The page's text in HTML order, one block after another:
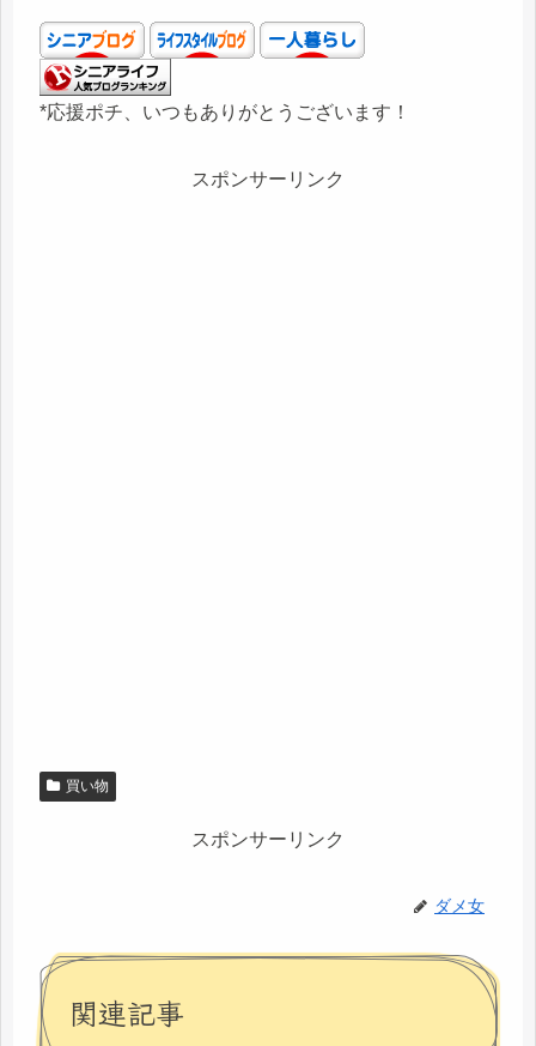
*応援ポチ、いつもありがとうございます！
スポンサーリンク
買い物
スポンサーリンク
ダメ女
関連記事